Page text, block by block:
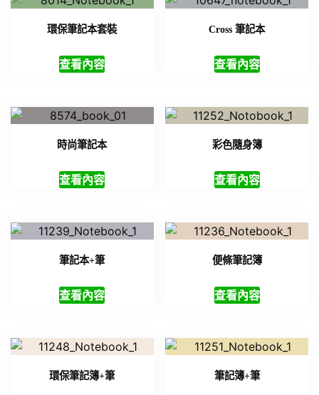
環保筆記本套裝
查看內容
Cross 筆記本
查看內容
時尚筆記本
查看內容
彩色隨身簿
查看內容
筆記本+筆
查看內容
便條筆記簿
查看內容
環保筆記簿+筆 筆記簿+筆